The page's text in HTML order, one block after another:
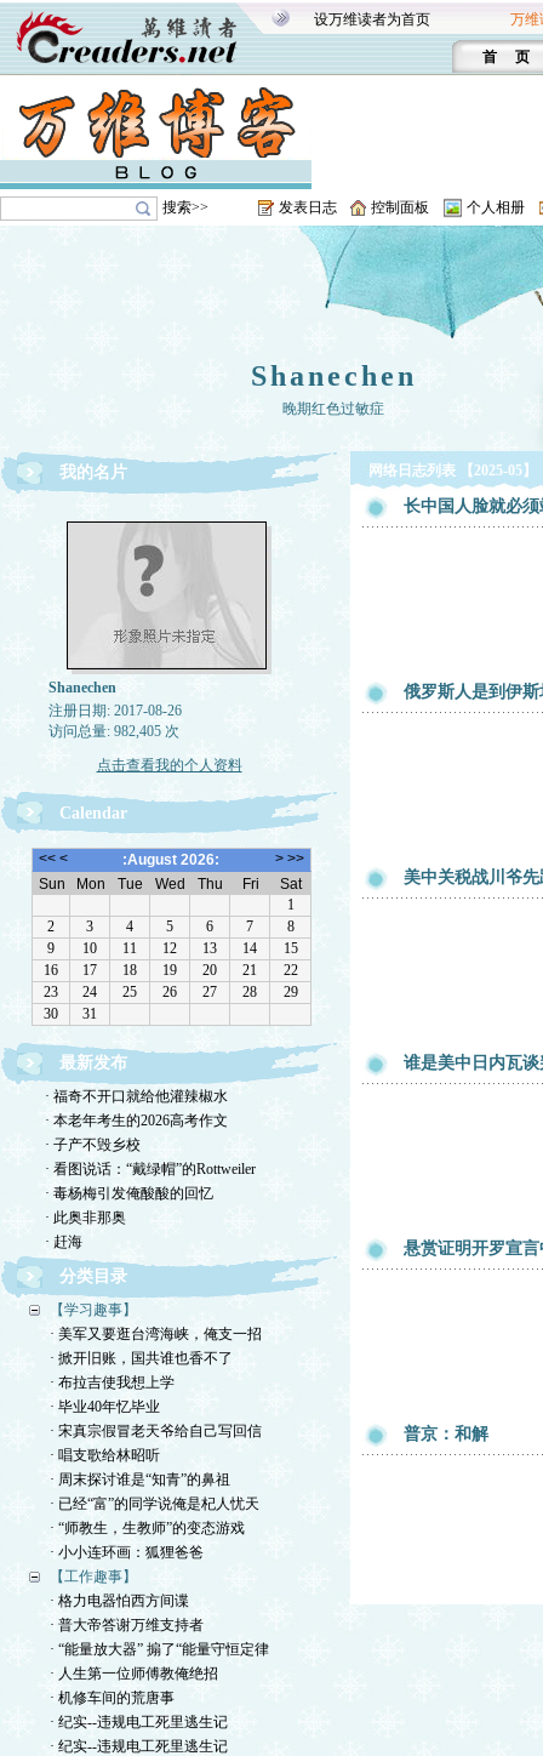
设万维读者为首页 万维
首 页
搜索>> 发表日志 控制面板 个人相册
Shanechen
晚期红色过敏症
我的名片
Shanechen
注册日期: 2017-08-26
访问总量: 982,405 次
点击查看我的个人资料
Calendar
最新发布
· 福奇不开口就给他灌辣椒水
· 本老年考生的2026高考作文
· 子产不毁乡校
· 看图说话：“戴绿帽”的Rottweiler
· 毒杨梅引发俺酸酸的回忆
· 此奥非那奥
· 赶海
分类目录
【学习趣事】
· 美军又要逛台湾海峡，俺支一招
· 掀开旧账，国共谁也香不了
· 布拉吉使我想上学
· 毕业40年忆毕业
· 宋真宗假冒老天爷给自己写回信
· 唱支歌给林昭听
· 周末探讨谁是“知青”的鼻祖
· 已经“富”的同学说俺是杞人忧天
· “师教生，生教师”的变态游戏
· 小小连环画：狐狸爸爸
【工作趣事】
· 格力电器怕西方间谍
· 普大帝答谢万维支持者
· “能量放大器” 搧了“能量守恒定律
· 人生第一位师傅教俺绝招
· 机修车间的荒唐事
· 纪实--违规电工死里逃生记
· 纪实--违规电工死里逃生记
网络日志列表 【2025-05】
长中国人脸就必
俄罗斯人是到伊
美中关税战川爷先
谁是美中日内瓦
悬赏证明开罗宣
普京：和解